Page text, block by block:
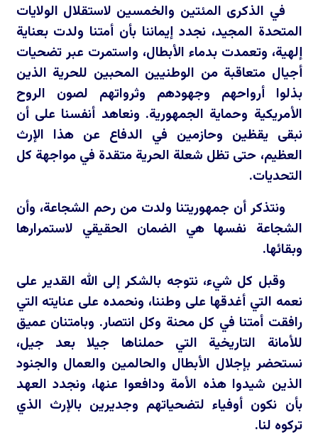
في الذكرى المئتين والخمسين لاستقلال الولايات
المتحدة المجيد، نجدد إيماننا بأن أمتنا ولدت بعناية
إلهية، وتعمدت بدماء الأبطال، واستمرت عبر تضحيات
أجيال متعاقبة من الوطنيين المحبين للحرية الذين
بذلوا أرواحهم وجهودهم وثرواتهم لصون الروح
الأمريكية وحماية الجمهورية. ونعاهد أنفسنا على أن
نبقى يقظين وحازمين في الدفاع عن هذا الإرث
العظيم، حتى تظل شعلة الحرية متقدة في مواجهة كل
التحديات.
ونتذكر أن جمهوريتنا ولدت من رحم الشجاعة، وأن
الشجاعة نفسها هي الضمان الحقيقي لاستمرارها
وبقائها.
وقبل كل شيء، نتوجه بالشكر إلى الله القدير على
نعمه التي أغدقها على وطننا، ونحمده على عنايته التي
رافقت أمتنا في كل محنة وكل انتصار. وبامتنان عميق
للأمانة التاريخية التي حملناها جيلا بعد جيل،
نستحضر بإجلال الأبطال والحالمين والعمال والجنود
الذين شيدوا هذه الأمة ودافعوا عنها، ونجدد العهد
بأن نكون أوفياء لتضحياتهم وجديرين بالإرث الذي
تركوه لنا.